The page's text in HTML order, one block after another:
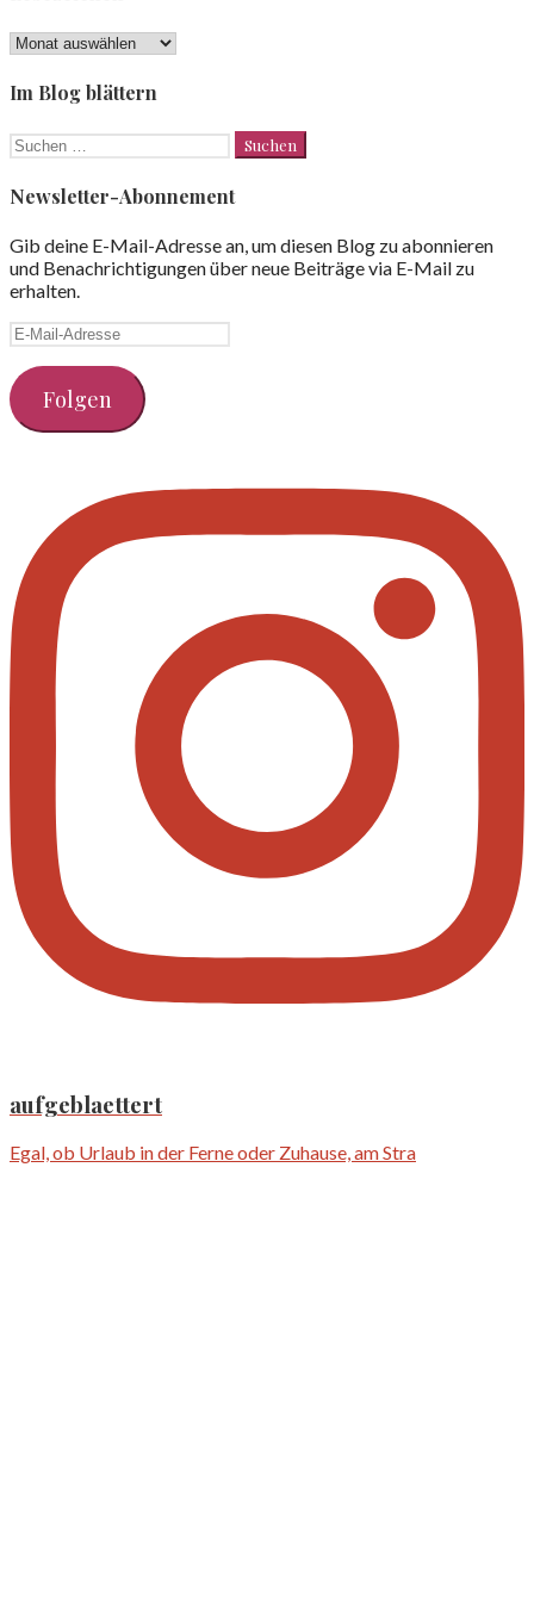
Lesezeichen
Im Blog blättern
Suchen
nach:
Newsletter-Abonnement
Gib deine E-Mail-Adresse an, um diesen Blog zu abonnieren
und Benachrichtigungen über neue Beiträge via E-Mail zu
erhalten.
E-
Adresse
Folgen
aufgeblaettert
Egal, ob Urlaub in der Ferne oder Zuhause, am Stra